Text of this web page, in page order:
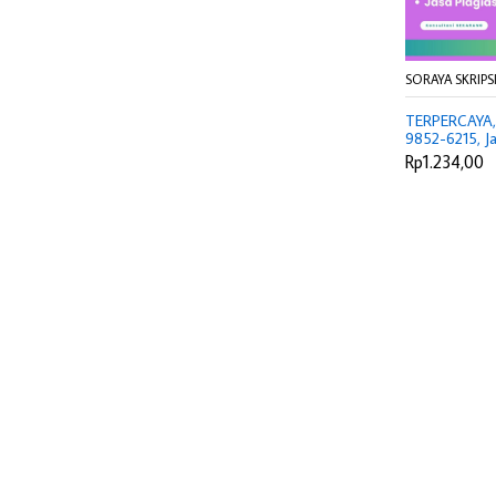
SORAYA
9852-6215,
Artikel Jurnal
Jasa
Rp1.234,00